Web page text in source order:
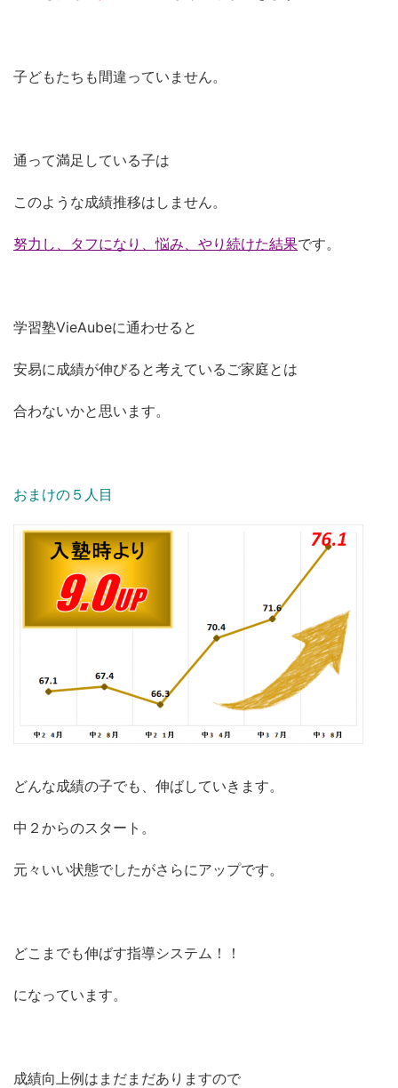
子どもたちも間違っていません。
通って満足している子は
このような成績推移はしません。
努力し、タフになり、悩み、やり続けた結果です。
学習塾VieAubeに通わせると
安易に成績が伸びると考えているご家庭とは
合わないかと思います。
おまけの５人目
どんな成績の子でも、伸ばしていきます。
中２からのスタート。
元々いい状態でしたがさらにアップです。
どこまでも伸ばす指導システム！！
になっています。
成績向上例はまだまだありますので